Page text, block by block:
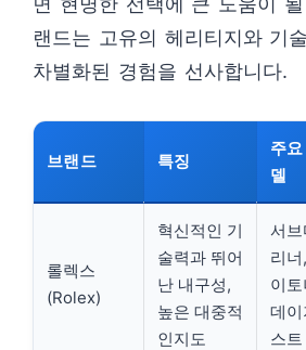
랜드는 고유의 헤리티지와 기
차별화된 경험을 선사합니다.
브랜드 특징
주
델
롤렉스
(Rolex)
혁신적인 기
술력과 뛰어
난 내구성,
높은 대중적
인지도
서
리너
이토
데이
스트